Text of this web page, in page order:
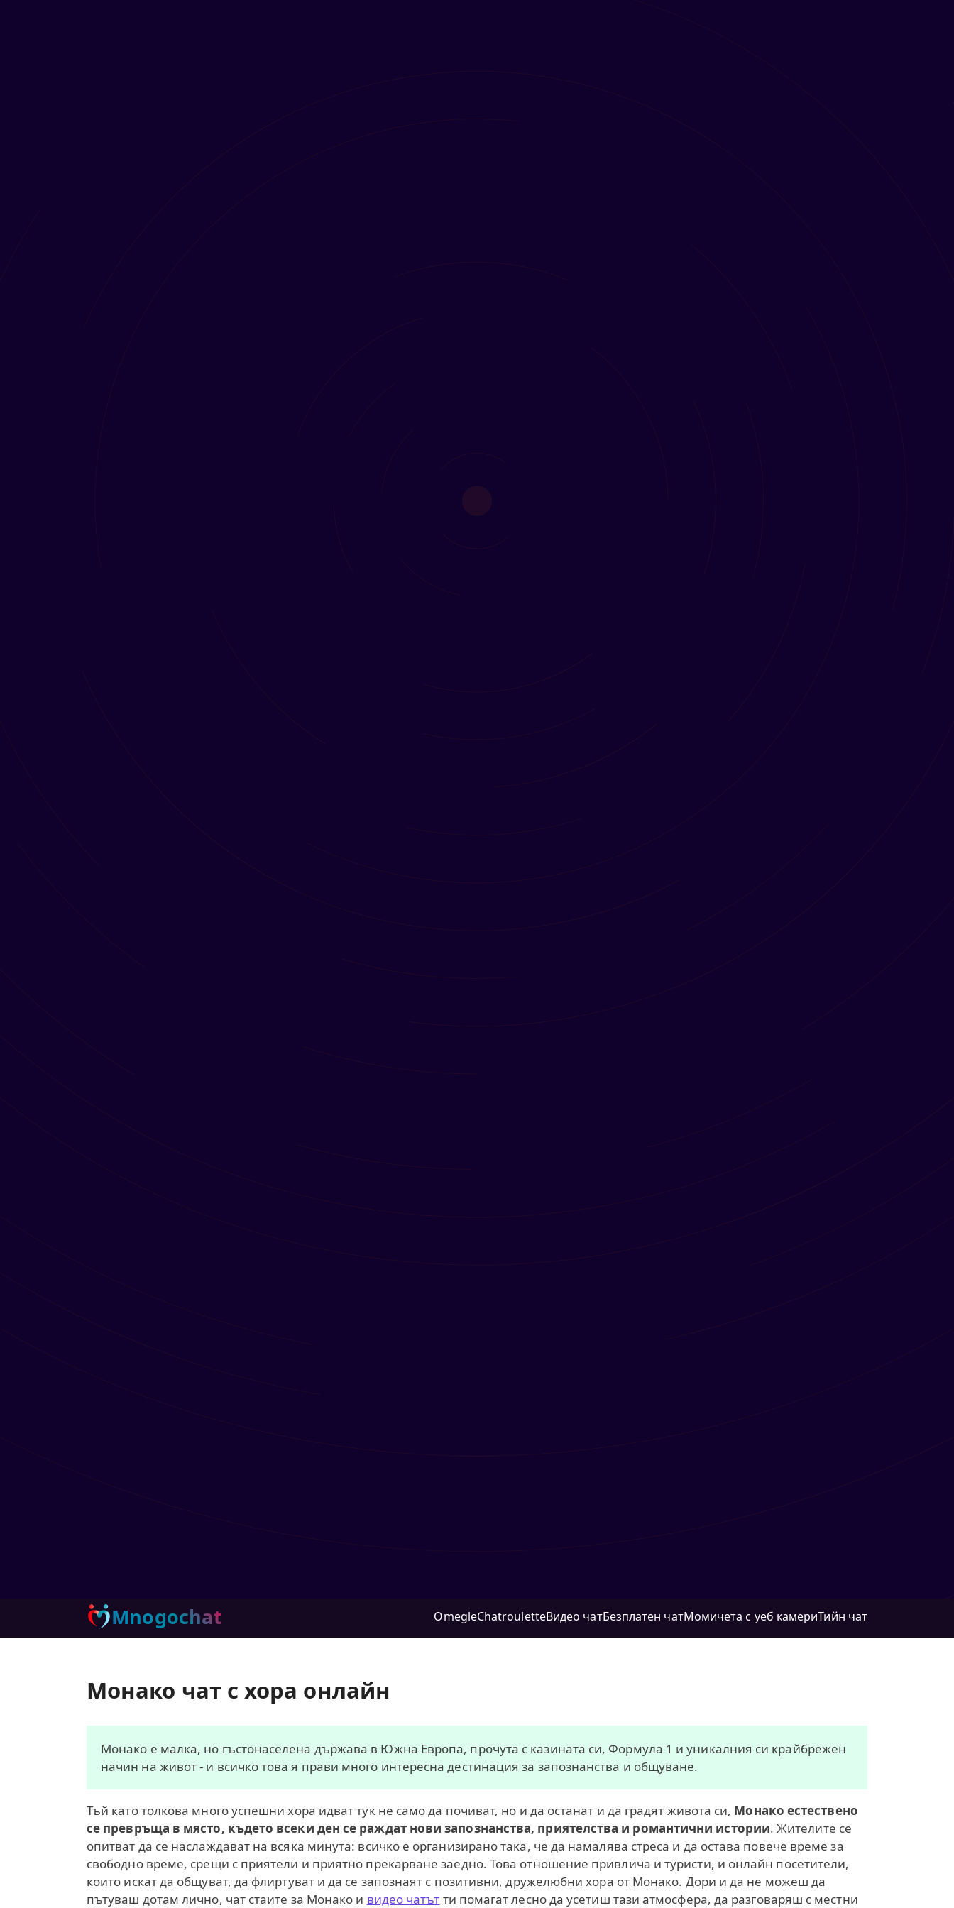
Mnogochat OmegleChatrouletteВидео чатБезплатен чатМомичета с уеб камериТийн чат
Монако чат с хора онлайн
Монако е малка, но гъстонаселена държава в Южна Европа, прочута с казината си, Формула 1 и уникалния си крайбрежен
начин на живот - и всичко това я прави много интересна дестинация за запознанства и общуване.
Тъй като толкова много успешни хора идват тук не само да почиват, но и да останат и да градят живота си, Монако естествено
се превръща в място, където всеки ден се раждат нови запознанства, приятелства и романтични истории. Жителите се
опитват да се наслаждават на всяка минута: всичко е организирано така, че да намалява стреса и да остава повече време за
свободно време, срещи с приятели и приятно прекарване заедно. Това отношение привлича и туристи, и онлайн посетители,
които искат да общуват, да флиртуват и да се запознаят с позитивни, дружелюбни хора от Монако. Дори и да не можеш да
пътуваш дотам лично, чат стаите за Монако и видео чатът ти помагат лесно да усетиш тази атмосфера, да разговаряш с местни